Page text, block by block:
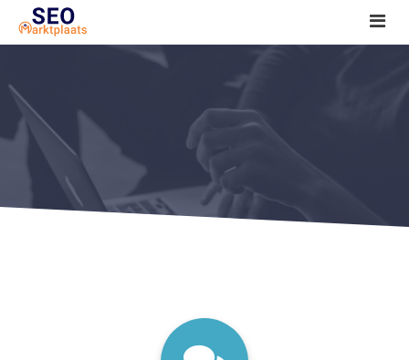
SEO tools reviews
Marketeer bij jou in de buurt?
Offerte
1. Seo voor beginners +
2. Onderzoeken +